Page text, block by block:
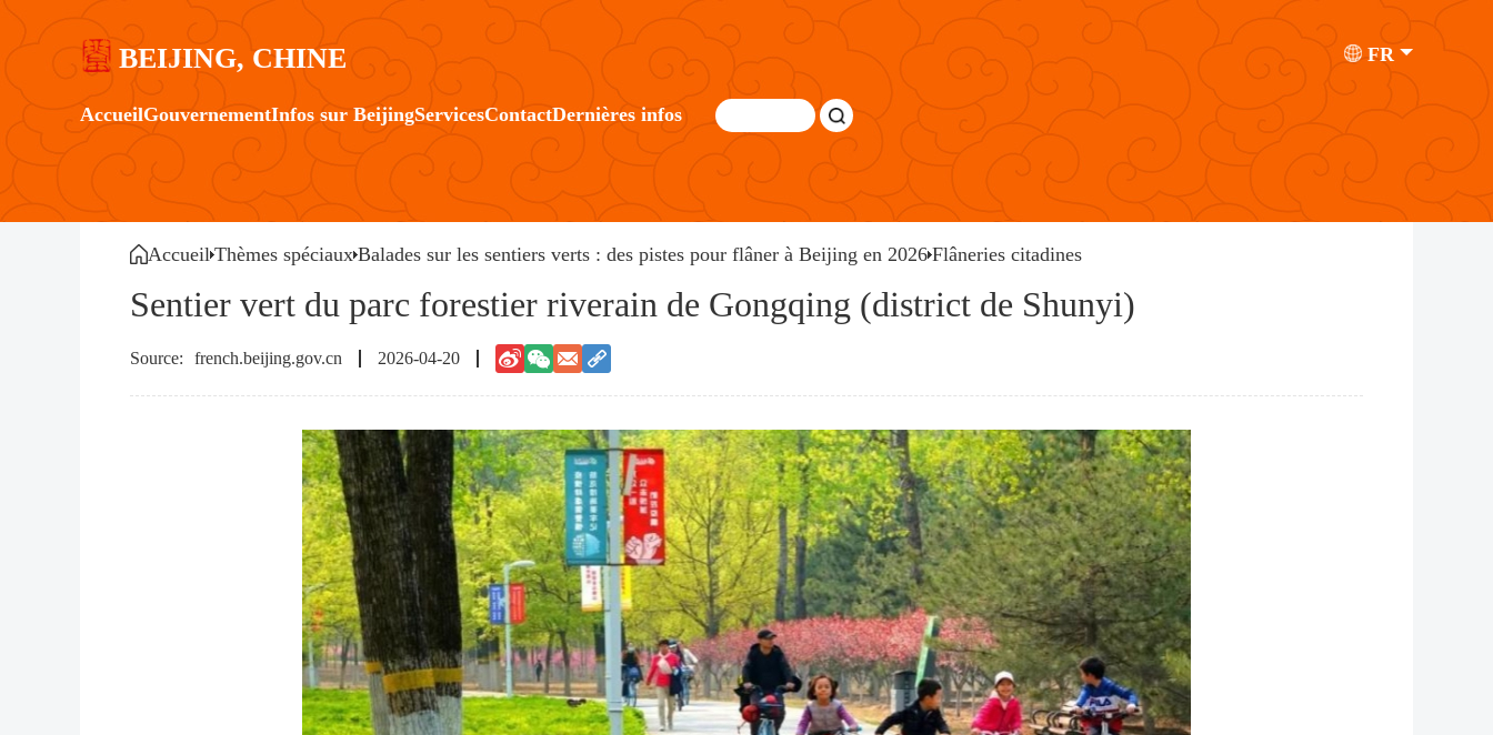
BEIJING, CHINE FR
AccueilGouvernementInfos sur BeijingServicesContactDernières infos
Accueil Thèmes spéciaux Balades sur les sentiers verts : des pistes pour flâner à Beijing en 2026 Flâneries citadines
Sentier vert du parc forestier riverain de Gongqing (district de Shunyi)
french.beijing.gov.cn 2026-04-20